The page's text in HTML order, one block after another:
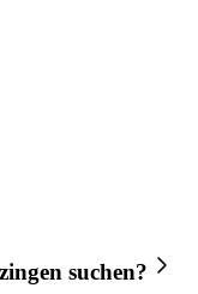
suchen?